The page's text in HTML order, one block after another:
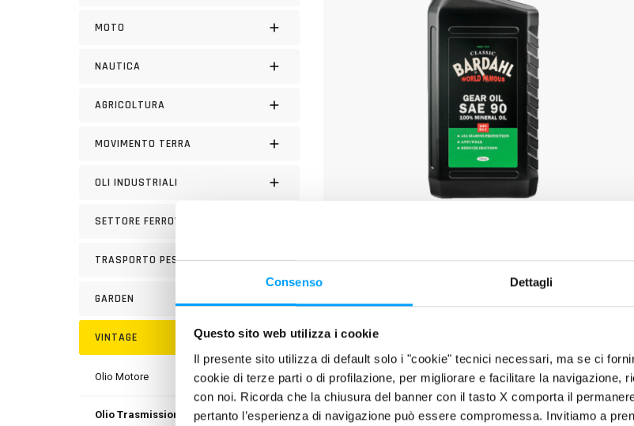
Consenso Dettagli
Questo sito web utilizza i cookie
Il presente sito utilizza di default solo i "cookie" tecnici necessari, ma se ci
cookie di terze parti o di profilazione, per migliorare e facilitare la navigazione,
con noi. Ricorda che la chiusura del banner con il tasto X comporta il
pertanto l’esperienza di navigazione può essere compromessa. Invitiamo a
MOTO
NAUTICA
AGRICOLTURA
MOVIMENTO TERRA
OLI INDUSTRIALI
SETTORE FERROVIARIO
TRASPORTO PESANTE
GARDEN
VINTAGE
Olio Motore
Olio Trasmissioni
Adatto per cambi e riduttori di auto d’epoca che
Bardahl Classic Gear Oil SAE 90 è un olio per
d’epoca, fornisce una lubrificazione costante sotto carichi
minima di additivi ed è pienamente compatibile con
dell’epoca (carta, sughero, feltro e tessuto). L’eccellente